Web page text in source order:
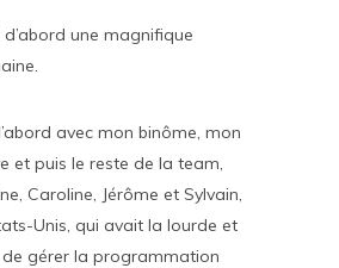
une magnifique
avec mon binôme, mon
et puis le reste de la team,
Caroline, Jérôme et Sylvain,
Unis, qui avait la lourde et
gérer la programmation